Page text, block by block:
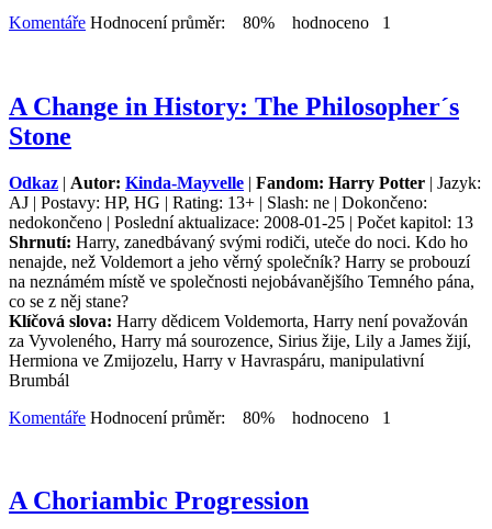
Komentáře Hodnocení průměr: 80% hodnoceno 1
A Change in History: The Philosopher´s
Stone
Odkaz | Autor: Kinda-Mayvelle | Fandom: Harry Potter | Jazyk:
AJ | Postavy: HP, HG | Rating: 13+ | Slash: ne | Dokončeno:
nedokončeno | Poslední aktualizace: 2008-01-25 | Počet kapitol: 13
Shrnutí: Harry, zanedbávaný svými rodiči, uteče do noci. Kdo ho
nenajde, než Voldemort a jeho věrný společník? Harry se probouzí
na neznámém místě ve společnosti nejobávanějšího Temného pána,
co se z něj stane?
Klíčová slova: Harry dědicem Voldemorta, Harry není považován
za Vyvoleného, Harry má sourozence, Sirius žije, Lily a James žijí,
Hermiona ve Zmijozelu, Harry v Havraspáru, manipulativní
Brumbál
Komentáře Hodnocení průměr: 80% hodnoceno 1
A Choriambic Progression